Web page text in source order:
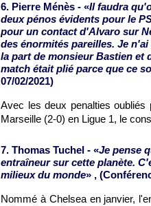
6. Pierre Ménès - «Il faudra
deux pénos évidents pour le
pour un contact d'Alvaro sur
des énormités pareilles. Je
la part de monsieur Bastien et
match était plié parce que ce
07/02/2021)
Avec les deux penalties
Marseille (2-0) en Ligue 1, le
7. Thomas Tuchel - «Je pense
entraîneur sur cette planète.
milieux du monde» ,
Nommé à Chelsea en janvier,